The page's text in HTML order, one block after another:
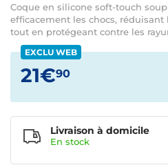
Coque en silicone soft-touch
efficacement les chocs,
tout en protégeant contre les
EXCLU WEB
21€90
Livraison à domicile
En stock